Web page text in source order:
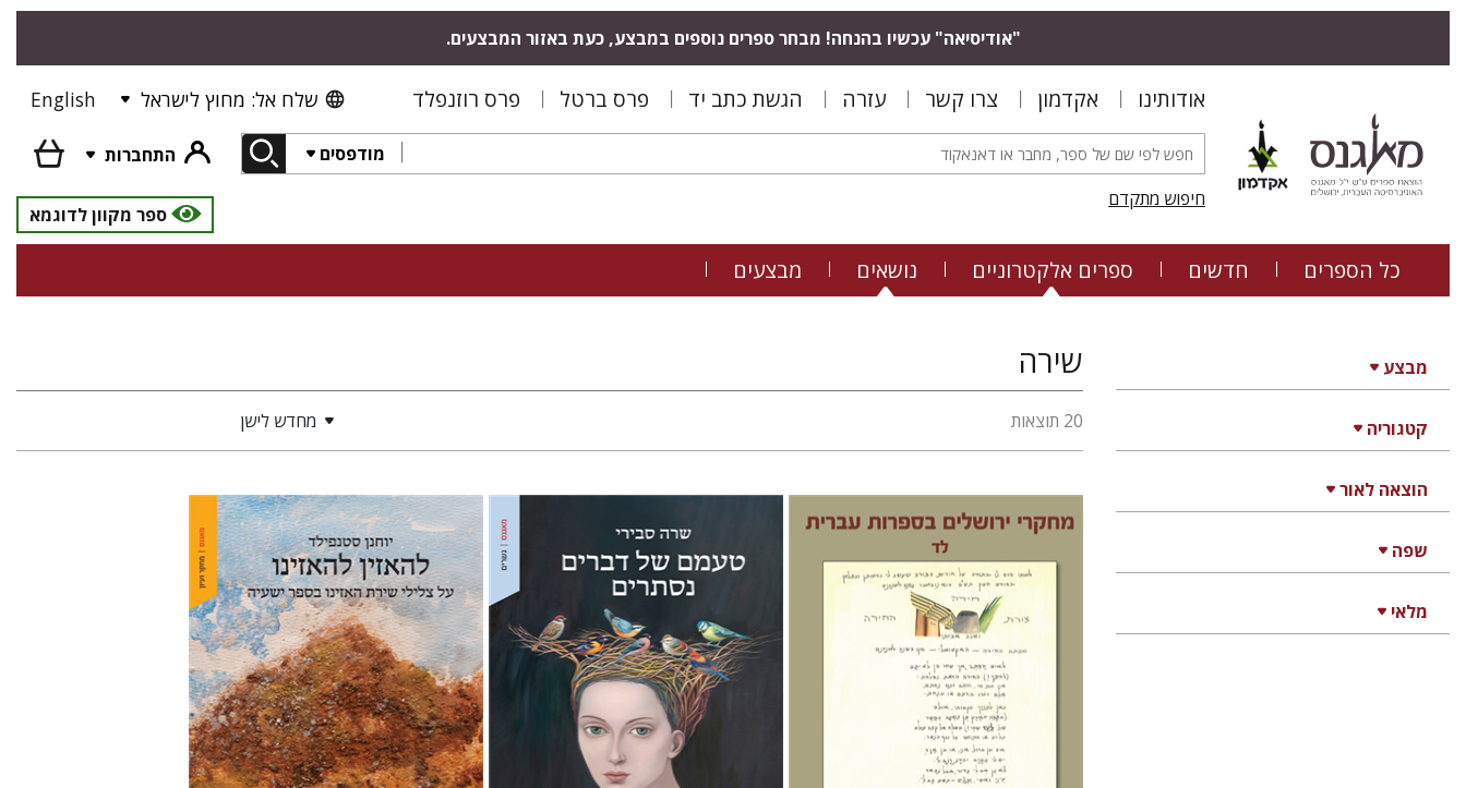
"אודיסיאה" עכשיו בהנחה! מבחר ספרים נוספים במבצע, כעת באזור המבצעים.
אודותינו אקדמון צרו קשר עזרה הגשת כתב יד פרס ברטל פרס רוזנפלד שלח אל: מחוץ לישראל English
מודפסים
התחברות
חיפוש מתקדם
ספר מקוון לדוגמא
כל הספרים חדשים ספרים אלקטרוניים נושאים מבצעים
מבצע
קטגוריה
הוצאה לאור
שפה
מלאי
שירה
20 תוצאות מחדש לישן
תמר ס' הס
שרה סבירי
יוחנן סטנפילד